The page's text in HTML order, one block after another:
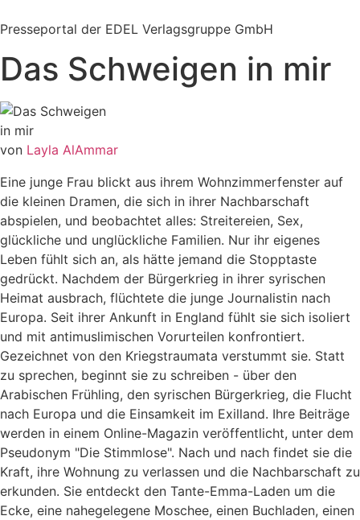
Inhalt
Presseportal der EDEL Verlagsgruppe GmbH
Das Schweigen in mir
von Layla AlAmmar
Eine junge Frau blickt aus ihrem Wohnzimmerfenster auf
die kleinen Dramen, die sich in ihrer Nachbarschaft
abspielen, und beobachtet alles: Streitereien, Sex,
glückliche und unglückliche Familien. Nur ihr eigenes
Leben fühlt sich an, als hätte jemand die Stopptaste
gedrückt. Nachdem der Bürgerkrieg in ihrer syrischen
Heimat ausbrach, flüchtete die junge Journalistin nach
Europa. Seit ihrer Ankunft in England fühlt sie sich isoliert
und mit antimuslimischen Vorurteilen konfrontiert.
Gezeichnet von den Kriegstraumata verstummt sie. Statt
zu sprechen, beginnt sie zu schreiben - über den
Arabischen Frühling, den syrischen Bürgerkrieg, die Flucht
nach Europa und die Einsamkeit im Exilland. Ihre Beiträge
werden in einem Online-Magazin veröffentlicht, unter dem
Pseudonym "Die Stimmlose". Nach und nach findet sie die
Kraft, ihre Wohnung zu verlassen und die Nachbarschaft zu
erkunden. Sie entdeckt den Tante-Emma-Laden um die
Ecke, eine nahegelegene Moschee, einen Buchladen, einen